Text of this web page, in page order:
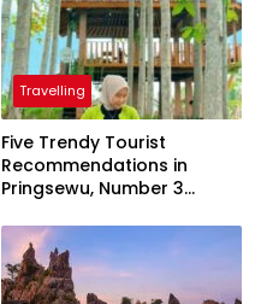
Travelling
Five Trendy Tourist
Recommendations in
Pringsewu, Number 3
President